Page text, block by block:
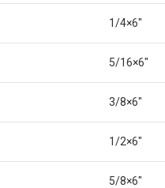
1/4×6″
5/16×6″
3/8×6″
1/2×6″
5/8×6″